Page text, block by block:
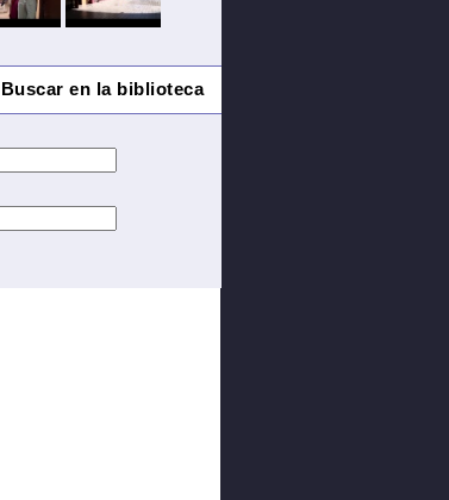
Buscar en la biblioteca